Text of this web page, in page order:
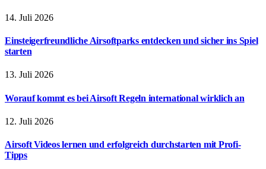
14. Juli 2026
Einsteigerfreundliche Airsoftparks entdecken und sicher ins Spiel
starten
13. Juli 2026
Worauf kommt es bei Airsoft Regeln international wirklich an
12. Juli 2026
Airsoft Videos lernen und erfolgreich durchstarten mit Profi-
Tipps